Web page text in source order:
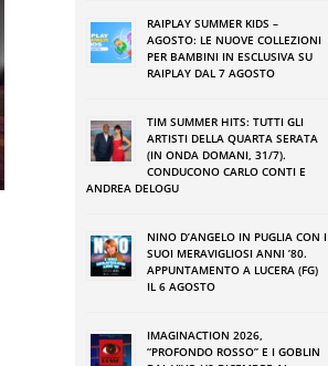
RAIPLAY SUMMER KIDS –
AGOSTO: LE NUOVE COLLEZIONI
PER BAMBINI IN ESCLUSIVA SU
RAIPLAY DAL 7 AGOSTO
TIM SUMMER HITS: TUTTI GLI
ARTISTI DELLA QUARTA SERATA
(IN ONDA DOMANI, 31/7).
CONDUCONO CARLO CONTI E
ANDREA DELOGU
NINO DʼANGELO IN PUGLIA CON I
SUOI MERAVIGLIOSI ANNI ʼ80.
APPUNTAMENTO A LUCERA (FG)
IL 6 AGOSTO
IMAGINACTION 2026,
“PROFONDO ROSSO” E I GOBLIN